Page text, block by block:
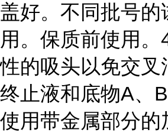
盖好。不同批号的
用。保质前使用。
性的吸头以免交叉
终止液和底物A、
使用带金属部分的